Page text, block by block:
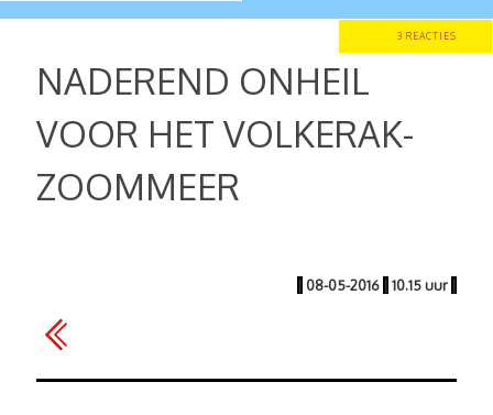
3 REACTIES
NADEREND ONHEIL
VOOR HET VOLKERAK-
ZOOMMEER
| 08-05-2016 | 10.15 uur |